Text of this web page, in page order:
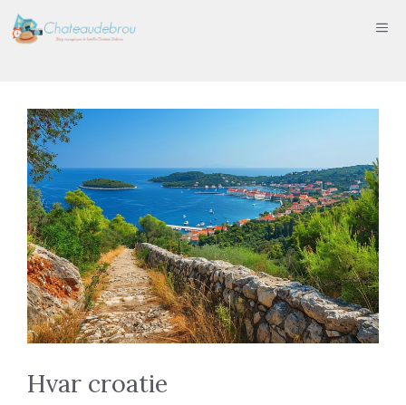
au
contenu
Hvar croatie